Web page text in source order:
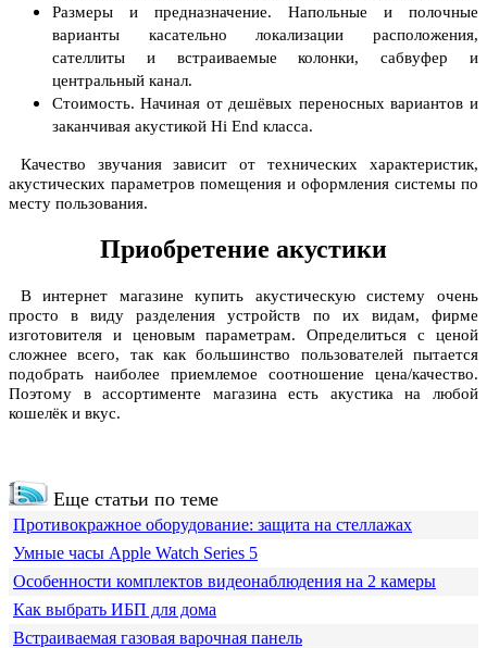
Размеры и предназначение. Напольные и полочные
варианты касательно локализации расположения,
сателлиты и встраиваемые колонки, сабвуфер и
центральный канал.
Стоимость. Начиная от дешёвых переносных вариантов и
заканчивая акустикой Hi End класса.
Качество звучания зависит от технических характеристик,
акустических параметров помещения и оформления системы по
месту пользования.
Приобретение акустики
В интернет магазине купить акустическую систему очень
просто в виду разделения устройств по их видам, фирме
изготовителя и ценовым параметрам. Определиться с ценой
сложнее всего, так как большинство пользователей пытается
подобрать наиболее приемлемое соотношение цена/качество.
Поэтому в ассортименте магазина есть акустика на любой
кошелёк и вкус.
Еще статьи по теме
Противокражное оборудование: защита на стеллажах
Умные часы Apple Watch Series 5
Особенности комплектов видеонаблюдения на 2 камеры
Как выбрать ИБП для дома
Встраиваемая газовая варочная панель